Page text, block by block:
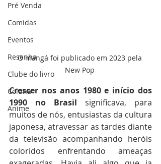
Pré Venda
Comidas
Eventos
Resenha
Clube do livro
Coluna
Anime
O mangá foi publicado em 2023 pela
New Pop
Crescer nos anos 1980 e início dos
1990
no Brasil significava, para
muitos de nós, entusiastas da cultura
japonesa, atravessar as tardes diante
da televisão acompanhando heróis
coloridos enfrentando ameaças